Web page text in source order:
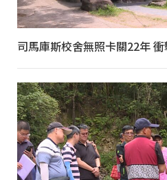
司馬庫斯校舍無照卡關22年